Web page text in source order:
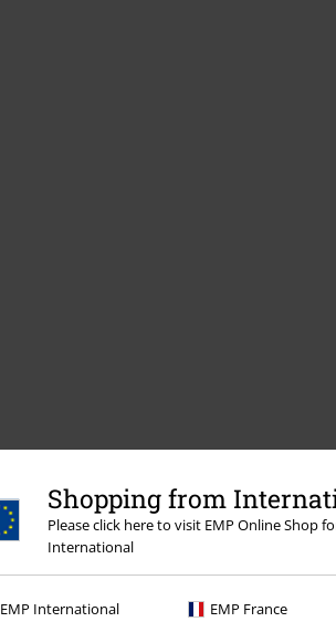
Shopping from
Please click here to visit EMP Online Shop
International
EMP International EMP France